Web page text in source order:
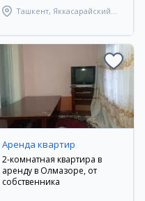
Ташкент, Яккасарайский
Аренда квартир
2-комнатная квартира в
аренду в Олмазоре, от
собственника